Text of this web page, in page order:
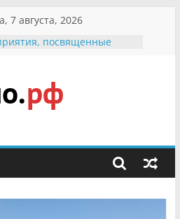
7 августа, 2026
посвященные
Инжавинского округа»
Великой
фронтовичке
в сети Интернет
«Сохраним